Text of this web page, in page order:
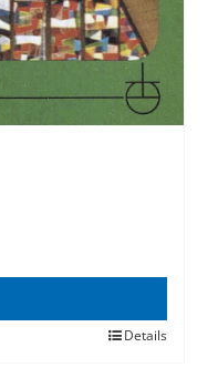
Details